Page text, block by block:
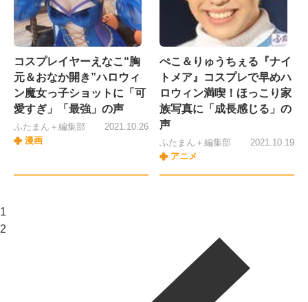
コスプレイヤーえなこ“胸
元＆おなか開き”ハロウィ
ン魔女っ子ショットに「可
愛すぎ」「最強」の声
ふたまん＋編集部
漫画
2021.10.26
ぺこ＆りゅうちぇる『ナイ
トメア』コスプレで早めハ
ロウィン満喫！ほっこり家
族写真に「成長感じる」の
声
ふたまん＋編集部
アニメ
2021.10.19
1
2